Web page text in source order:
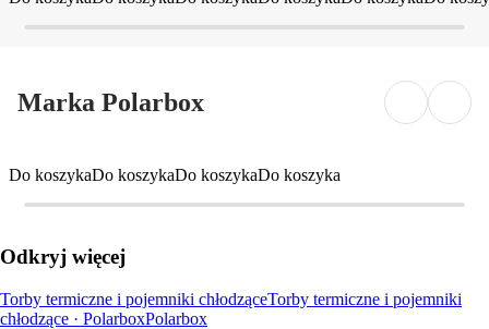
Marka Polarbox
Do koszykaDo koszykaDo koszykaDo koszyka
Odkryj więcej
Torby termiczne i pojemniki chłodząceTorby termiczne i pojemniki
chłodzące · PolarboxPolarbox